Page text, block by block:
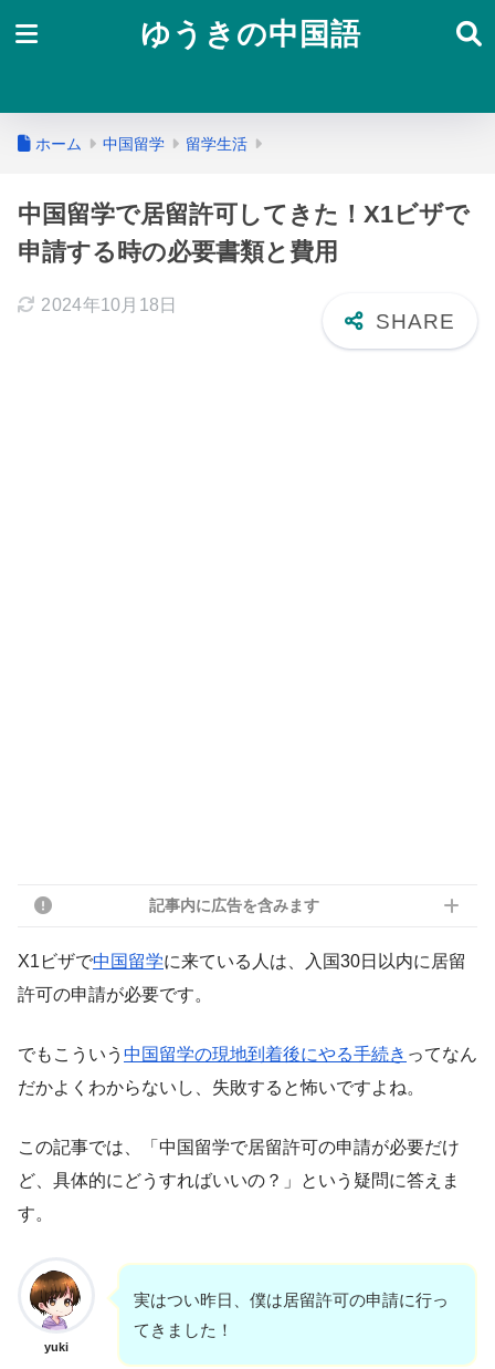
ゆうきの中国語
ホーム 中国留学 留学生活
中国留学で居留許可してきた！X1ビザで
申請する時の必要書類と費用
2024年10月18日
記事内に広告を含みます
X1ビザで中国留学に来ている人は、 入国30日以内に居留
許可の申請が必要です。
でもこういう 中国留学の現地到着後にやる手続き ってなん
だかよくわからないし、失敗すると怖いですよね。
この記事では、「中国留学で居留許可の申請が必要だけ
ど、具体的にどうすればいいの？」という疑問に答えま
す。
yuki
実はつい昨日、僕は居留許可の申請に行っ
てきました！